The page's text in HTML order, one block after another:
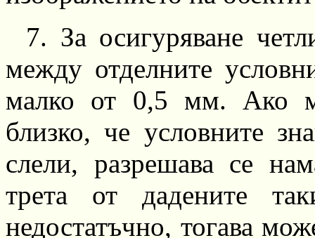
7. За осигуряване
между отделните
малко от 0,5 мм. Ако
близко, че условните
слели, разрешава се
трета от дадените
недостатъчно, тогава